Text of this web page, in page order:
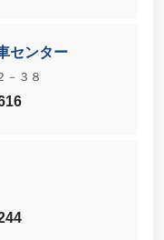
センター
－３８